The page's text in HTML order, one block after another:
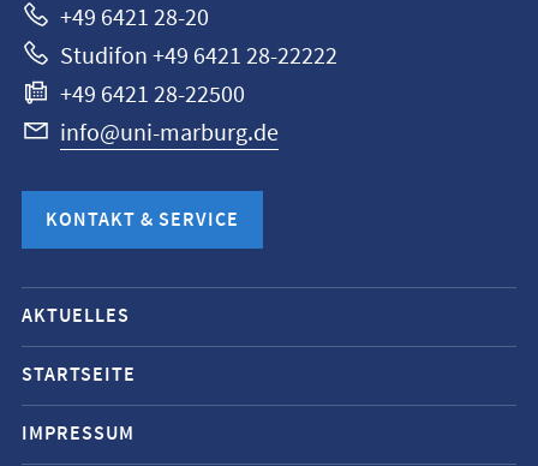
+49 6421 28-20
Studifon +49 6421 28-22222
+49 6421 28-22500
info@uni-marburg.de
KONTAKT & SERVICE
Mobile-
Service-
Navigation
und
Social
AKTUELLES
STARTSEITE
IMPRESSUM